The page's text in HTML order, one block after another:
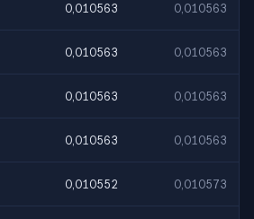
0,010563 0,010563
0,010563 0,010563
0,010563 0,010563
0,010563 0,010563
0,010552 0,010573